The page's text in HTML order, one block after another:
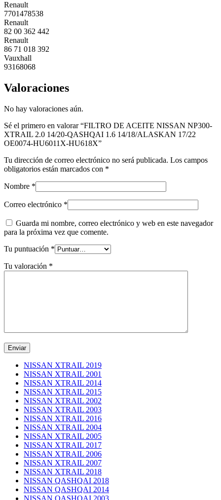
Renault
7701478538
Renault
82 00 362 442
Renault
86 71 018 392
Vauxhall
93168068
Valoraciones
No hay valoraciones aún.
Sé el primero en valorar “FILTRO DE ACEITE NISSAN NP300-
XTRAIL 2.0 14/20-QASHQAI 1.6 14/18/ALASKAN 17/22
OE0074-HU6011X-HU618X”
Tu dirección de correo electrónico no será publicada. Los campos
obligatorios están marcados con *
Nombre *
Correo electrónico *
Guarda mi nombre, correo electrónico y web en este navegador
para la próxima vez que comente.
Tu puntuación *
Tu valoración *
NISSAN XTRAIL 2019
NISSAN XTRAIL 2001
NISSAN XTRAIL 2014
NISSAN XTRAIL 2015
NISSAN XTRAIL 2002
NISSAN XTRAIL 2003
NISSAN XTRAIL 2016
NISSAN XTRAIL 2004
NISSAN XTRAIL 2005
NISSAN XTRAIL 2017
NISSAN XTRAIL 2006
NISSAN XTRAIL 2007
NISSAN XTRAIL 2018
NISSAN QASHQAI 2018
NISSAN QASHQAI 2014
NISSAN QASHQAI 2003